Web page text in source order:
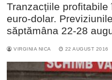
Caută
după:
Tranzacțiile
euro-dolar.
săptămâna 22-28
VIRGINIA NICA 22 AUGUST 2016